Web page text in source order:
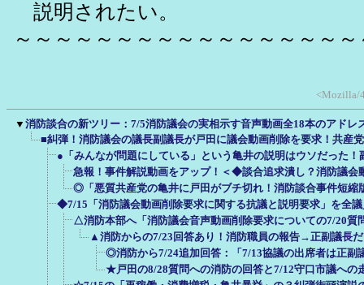
説明されたい。
～～～～～～～～～～～～～～～～
<Mozilla/
▼ 消防談合の新ツリー：7/5消防議会の実相示す音声動画全18本のアドレ
■糾弾！消防議会の議長副議長が戸田に議会動画削除を要求！共産
●「みんなが問題にしている」という亀井の説明はウソだった！
急報！事件解説動画をアップ！＜◆談合追求潰し？消防議会
◎「悪質共産党の亀井に戸田がブチ切れ！消防談合事件短縮
◆7/15「消防議会動画削除要求に関する抗議と説明要求」を全
△消防本部へ「消防議会音声動画削除要求についての7/20質
▲消防からの7/23回答あり！消防職員の報告→正副議長
◎消防から7/24追加回答：「7/13協議の出席者は正副
★戸田の8/28質問への消防の回答と7/12守口市議への